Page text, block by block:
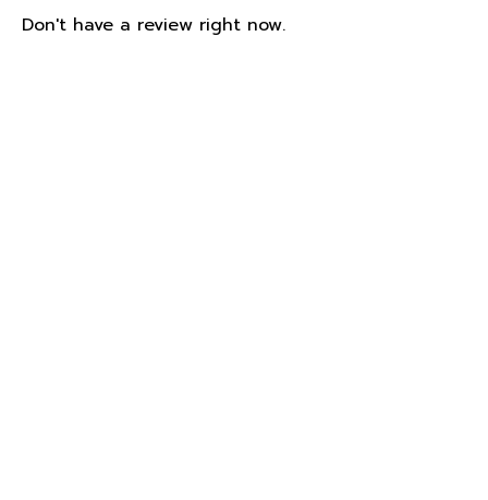
Don't have a review right now.